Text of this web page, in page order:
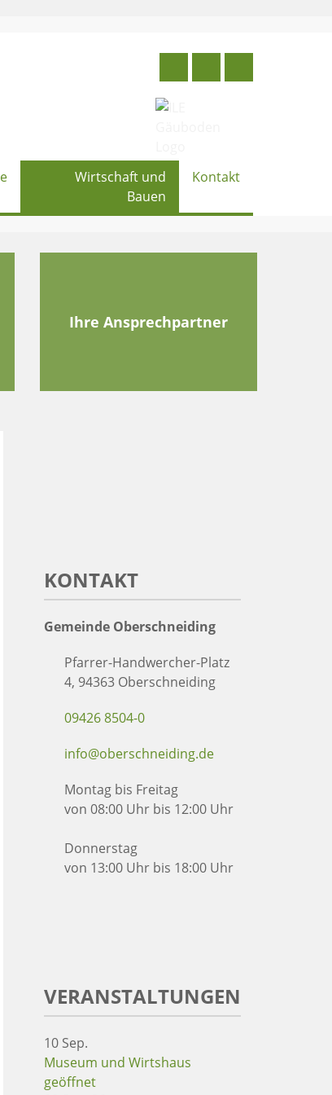
Wirtschaft und
Bauen
Kontakt
Ihre Ansprechpartner
KONTAKT
Gemeinde Oberschneiding
Pfarrer-Handwercher-Platz
4, 94363 Oberschneiding
09426 8504-0
info@oberschneiding.de
Montag bis Freitag
von 08:00 Uhr bis 12:00 Uhr
Donnerstag
von 13:00 Uhr bis 18:00 Uhr
VERANSTALTUNGEN
10 Sep.
Museum und Wirtshaus
geöffnet